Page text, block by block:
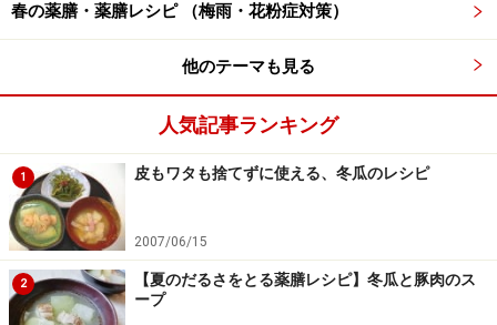
春の薬膳・薬膳レシピ （梅雨・花粉症対策）
他のテーマも見る
人気記事ランキング
1 皮もワタも捨てずに使える、冬瓜のレシピ
2007/06/15
2
【夏のだるさをとる薬膳レシピ】冬瓜と豚肉のス
ープ